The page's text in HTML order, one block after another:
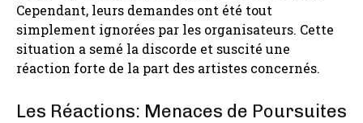
Cependant, leurs demandes ont été tout
simplement ignorées par les organisateurs. Cette
situation a semé la discorde et suscité une
réaction forte de la part des artistes concernés.
Les Réactions: Menaces de Poursuites